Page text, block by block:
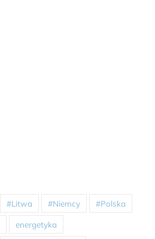
#Litwa #Niemcy #Polska
energetyka